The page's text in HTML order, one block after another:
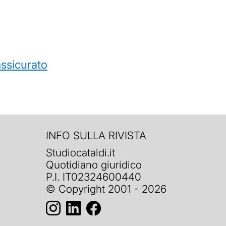
INFO SULLA RIVISTA
Studiocataldi.it
Quotidiano giuridico
P.I. IT02324600440
© Copyright 2001 - 2026